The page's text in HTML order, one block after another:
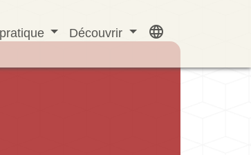
Découvrir language